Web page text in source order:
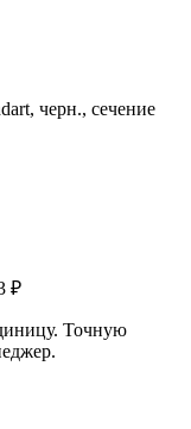
черн., сечение
₽
Точную